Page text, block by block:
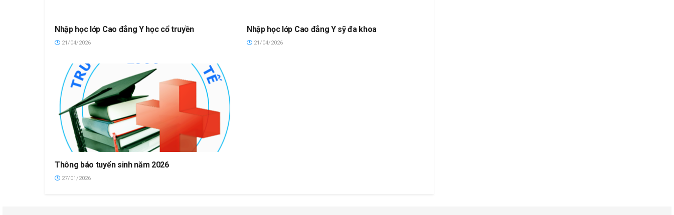
Nhập học lớp Cao đẳng Y học cổ truyền
21/04/2026
Nhập học lớp Cao đẳng Y sỹ đa khoa
21/04/2026
Thông báo tuyển sinh năm 2026
27/01/2026